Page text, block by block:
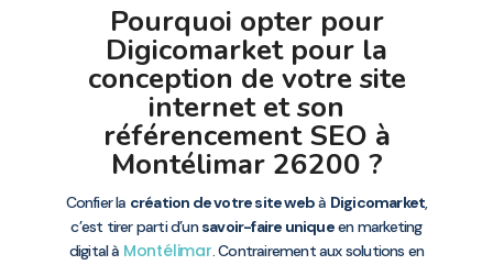
Pourquoi opter pour
Digicomarket pour la
conception de votre site
internet et son
référencement SEO à
Montélimar 26200 ?
Confier la création de votre site webà Digicomarket,
c’est tirer parti d’unsavoir-faire uniqueen marketing
digital à Montélimar. Contrairement aux solutions en